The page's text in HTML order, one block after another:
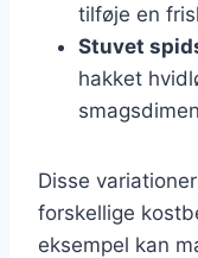
tilføje en
Stuvet
hakket
Disse
forskellige
eksempel kan